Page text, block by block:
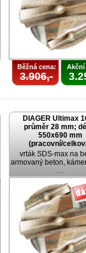
Běžná cena:
3.906,-
Akční
DIAGER Ultimax
průměr 28 mm;
550x690 mm
(pracovní/
vrták SDS-max na
armovaný beton,
…